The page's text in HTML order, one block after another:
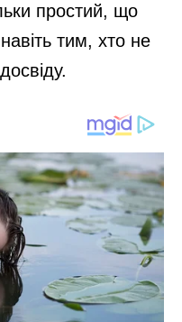
простий, що
тим, хто не